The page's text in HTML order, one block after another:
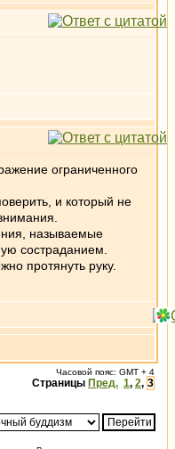
ограниченного
и который не
называемые
состраданием.
протянуть руку.
Часовой пояс: GMT + 4
Страницы Пред. 1, 2, 3